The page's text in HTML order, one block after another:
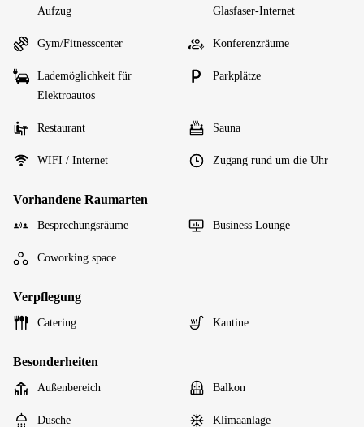
Aufzug Glasfaser-Internet
Gym/Fitnesscenter Konferenzräume
Lademöglichkeit für
Elektroautos
Parkplätze
Restaurant Sauna
WIFI / Internet Zugang rund um die Uhr
Vorhandene Raumarten
Besprechungsräume Business Lounge
Coworking space
Verpflegung
Catering Kantine
Besonderheiten
Außenbereich Balkon
Dusche Klimaanlage